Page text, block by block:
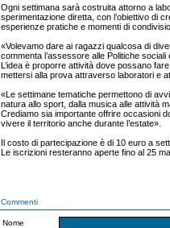
Ogni settimana sarà costruita attorno a
sperimentazione diretta, con l’obiettivo di
esperienze pratiche e momenti di
«Volevamo dare ai ragazzi qualcosa di
commenta l’assessore alle Politiche
L’idea è proporre attività dove possano
mettersi alla prova attraverso laboratori e
«Le settimane tematiche permettono di
natura allo sport, dalla musica alle attività
Crediamo sia importante offrire occasioni
vivere il territorio anche durante l’estate».
Il costo di partecipazione è di 10 euro a
Le iscrizioni resteranno aperte fino al 25
Commenti
Nome